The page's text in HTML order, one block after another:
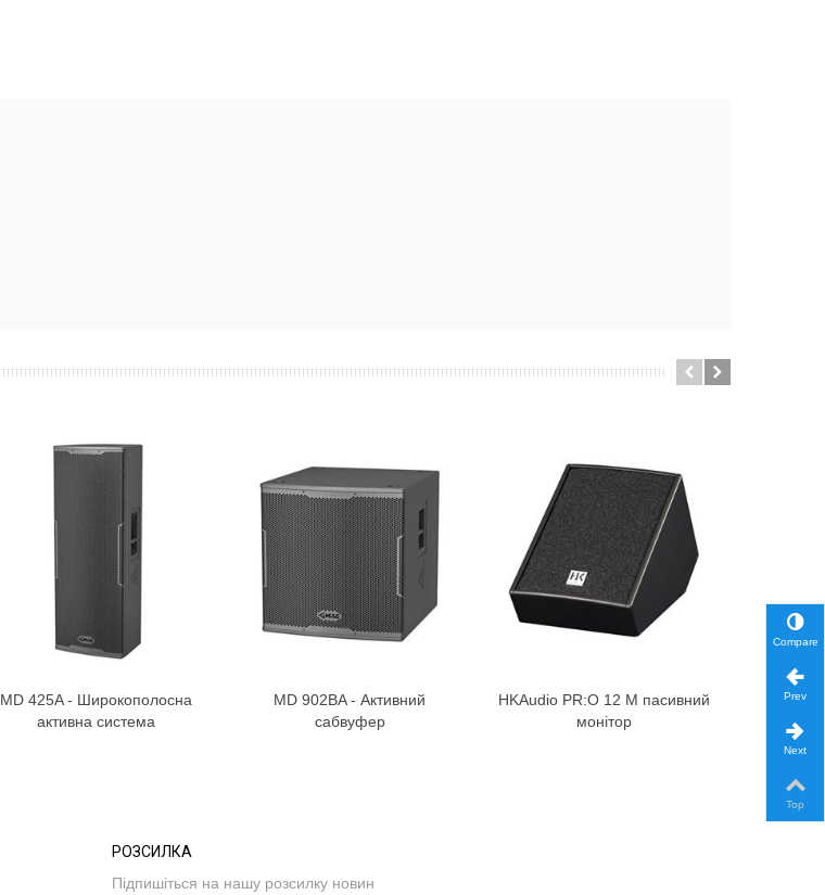
MD 425A - Широкополосна
активна система
MD 902BA - Активний
сабвуфер
HKAudio PR:O 12 M пасивний
монітор
РОЗСИЛКА
Підпишіться на нашу розсилку новин
Compare
Prev
Next
Top